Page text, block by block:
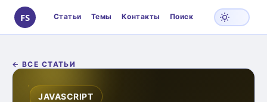
Статьи Темы Контакты Поиск
← ВСЕ СТАТЬИ
JAVASCRIPT